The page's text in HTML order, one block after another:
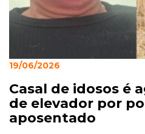
19/06/2026
Casal de idosos é
de elevador por
aposentado